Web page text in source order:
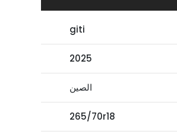
giti
2025
الصين
265/70r18